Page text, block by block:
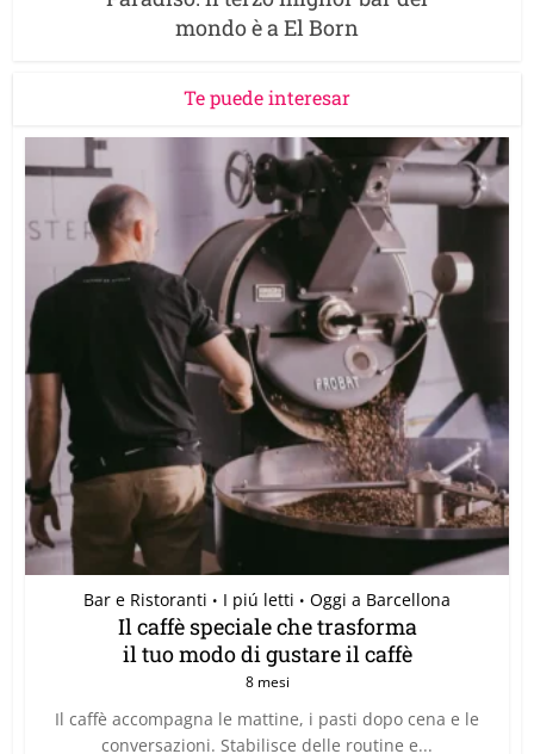
mondo è a El Born
Te puede interesar
Bar e Ristoranti • I piú letti • Oggi a Barcellona
Il caffè speciale che trasforma
il tuo modo di gustare il caffè
8 mesi
Il caffè accompagna le mattine, i pasti dopo cena e le
conversazioni. Stabilisce delle routine e...